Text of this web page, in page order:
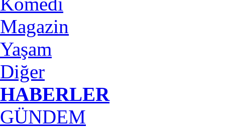
Magazin
Yaşam
Diğer
HABERLER
GÜNDEM